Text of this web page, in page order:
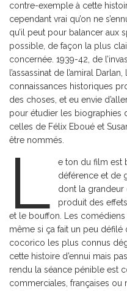
contre-exemple à cette
cependant vrai qu’on ne
qu’il peut pour balancer aux
possible, de façon la plus
concernée. 1939-42, de
l’assassinat de l’amiral
connaissances historiques
des choses, et eu envie
pour étudier les biographies
celles de Félix Eboué et
être nommés.
L
e ton du film est
déférence et de
dont la grandeur
produit des
et le bouffon. Les comédiens
même si ça fait un peu défilé
cocorico les plus connus
cette histoire d’ennui mais
rendu la séance pénible est
commerciales, françaises ou